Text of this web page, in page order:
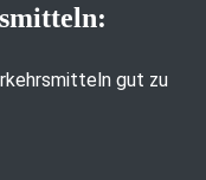
gut zu